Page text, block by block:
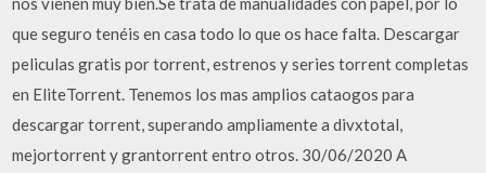
que seguro tenéis en casa todo lo que os hace falta. Descargar
peliculas gratis por torrent, estrenos y series torrent completas
en EliteTorrent. Tenemos los mas amplios cataogos para
descargar torrent, superando ampliamente a divxtotal,
mejortorrent y grantorrent entro otros. 30/06/2020 A